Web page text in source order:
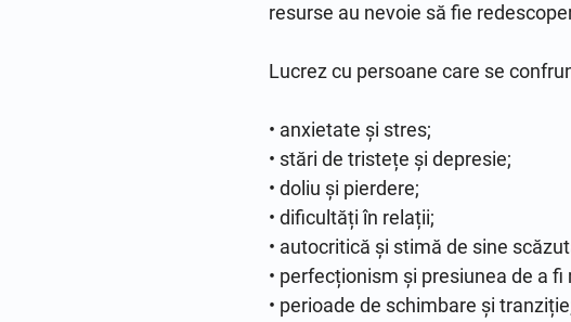
resurse au nevoie să fie
Lucrez cu persoane care se
• anxietate și stres;
• stări de tristețe și depresie;
• doliu și pierdere;
• dificultăți în relații;
• autocritică și stimă de sine
• perfecționism și presiunea de a
• perioade de schimbare și